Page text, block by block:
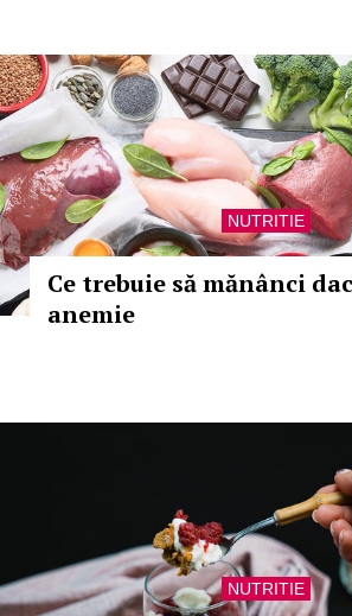
NUTRITIE
Ce trebuie să mănânci
anemie
NUTRITIE